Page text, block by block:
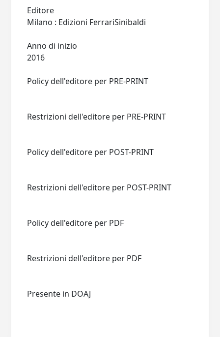
Editore
Anno di inizio
Policy dell'editore per PRE-PRINT
Restrizioni dell'editore per PRE-PRINT
Policy dell'editore per POST-PRINT
Restrizioni dell'editore per POST-PRINT
Policy dell'editore per PDF
Restrizioni dell'editore per PDF
Presente in DOAJ